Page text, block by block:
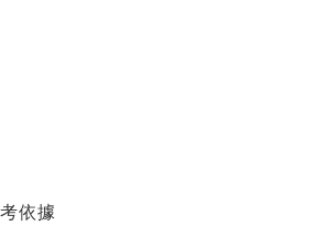
依據